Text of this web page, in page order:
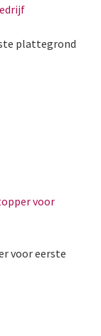
plattegrond
voor eerste